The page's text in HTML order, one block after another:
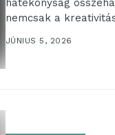
hatékonyság
nemcsak a
JÚNIUS 5, 2026